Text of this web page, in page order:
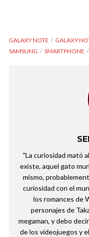
GALAXY NOTE GALAXY
SAMSUNG
SMARTPHONE
"La curiosidad mató
existe, aquel gato
mismo,
curiosidad con el
los romances de
personajes de
megaman, y debo
de los videojuegos y